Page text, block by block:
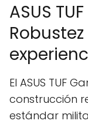
ASUS
El ASUS TUF
construcción
estándar